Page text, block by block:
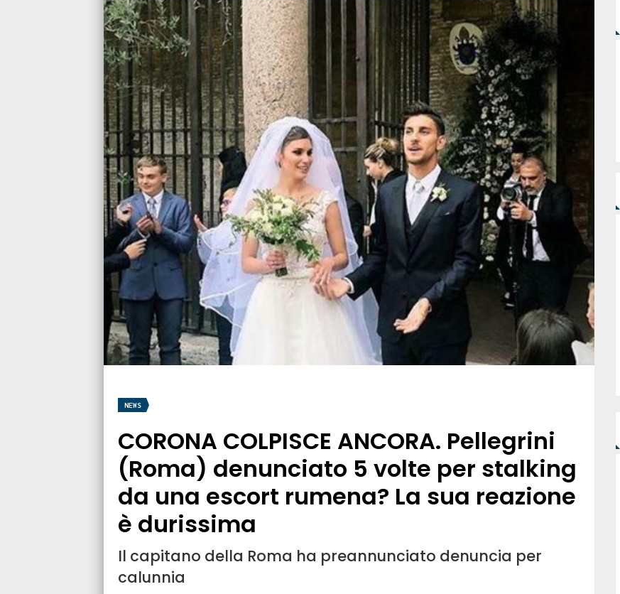
NEWS
CORONA COLPISCE ANCORA. Pellegrini
(Roma) denunciato 5 volte per stalking
da una escort rumena? La sua reazione
è durissima
Il capitano della Roma ha preannunciato denuncia per
calunnia